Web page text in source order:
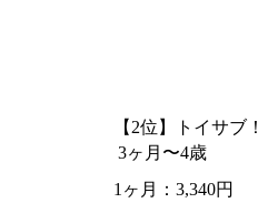
【2位】トイサブ！
3ヶ月〜4歳
1ヶ月：3,340円